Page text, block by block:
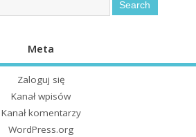
Meta
Zaloguj się
Kanał wpisów
Kanał komentarzy
WordPress.org